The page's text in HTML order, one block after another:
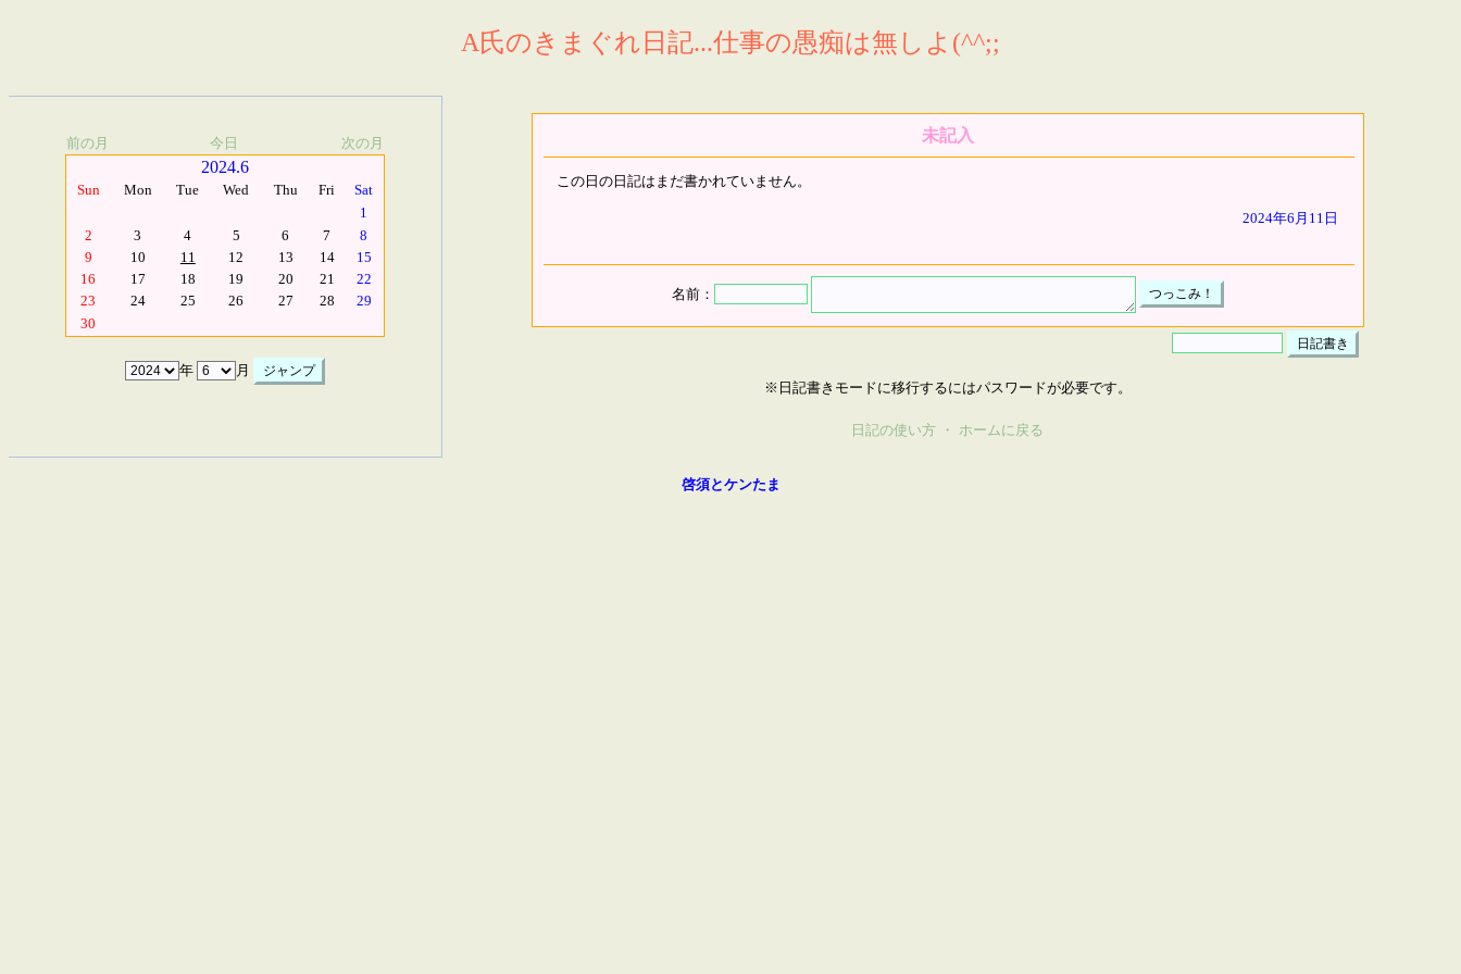
A氏のきまぐれ日記...仕事の愚痴は無しよ(^^;;
前の月 今日 次の月
2024.6
Sun Mon Tue Wed Thu Fri
Sat
1
2
3 4 5 6 7
8
9
10 11 12 13 14
15
16
17 18 19 20 21
22
23
24 25 26 27 28
29
30
年 月
未記入
この日の日記はまだ書かれていません。
2024年6月11日
名前：
※日記書きモードに移行するにはパスワードが必要です。
日記の使い方 ・ ホームに戻る
啓須とケンたま